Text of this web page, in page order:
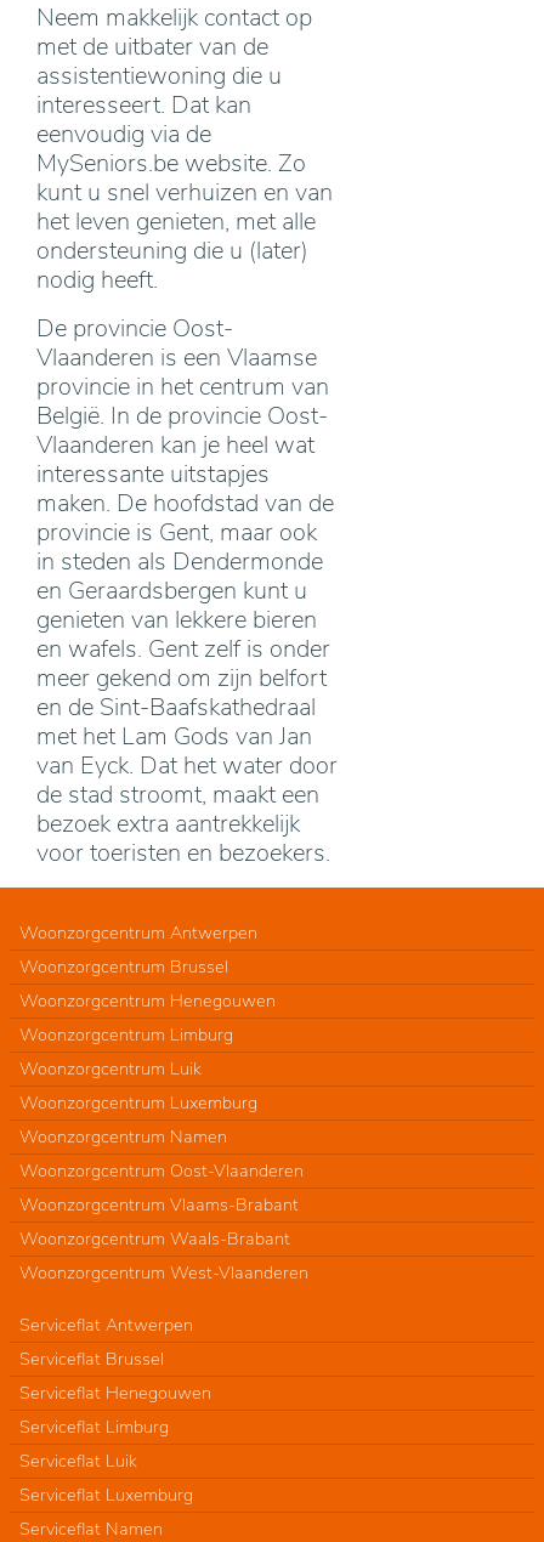
Neem makkelijk contact op
met de uitbater van de
assistentiewoning die u
interesseert. Dat kan
eenvoudig via de
MySeniors.be website. Zo
kunt u snel verhuizen en van
het leven genieten, met alle
ondersteuning die u (later)
nodig heeft.
De provincie Oost-
Vlaanderen is een Vlaamse
provincie in het centrum van
België. In de provincie Oost-
Vlaanderen kan je heel wat
interessante uitstapjes
maken. De hoofdstad van de
provincie is Gent, maar ook
in steden als Dendermonde
en Geraardsbergen kunt u
genieten van lekkere bieren
en wafels. Gent zelf is onder
meer gekend om zijn belfort
en de Sint-Baafskathedraal
met het Lam Gods van Jan
van Eyck. Dat het water door
de stad stroomt, maakt een
bezoek extra aantrekkelijk
voor toeristen en bezoekers.
Woonzorgcentrum Antwerpen
Woonzorgcentrum Brussel
Woonzorgcentrum Henegouwen
Woonzorgcentrum Limburg
Woonzorgcentrum Luik
Woonzorgcentrum Luxemburg
Woonzorgcentrum Namen
Woonzorgcentrum Oost-Vlaanderen
Woonzorgcentrum Vlaams-Brabant
Woonzorgcentrum Waals-Brabant
Woonzorgcentrum West-Vlaanderen
Serviceflat Antwerpen
Serviceflat Brussel
Serviceflat Henegouwen
Serviceflat Limburg
Serviceflat Luik
Serviceflat Luxemburg
Serviceflat Namen